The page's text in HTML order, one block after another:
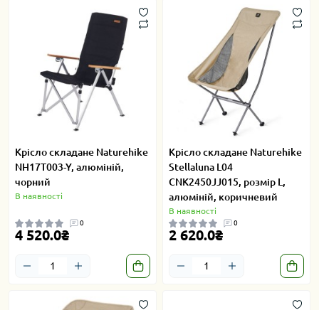
Крісло складане Naturehike
NH17T003-Y, алюміній,
чорний
В наявності
0
4 520.0₴
Крісло складане Naturehike
Stellaluna L04
CNK2450JJ015, розмір L,
алюміній, коричневий
В наявності
0
2 620.0₴